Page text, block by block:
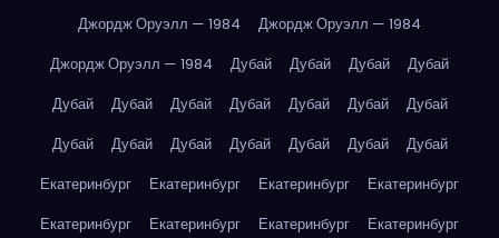
Джордж Оруэлл — 1984
Джордж Оруэлл — 1984
Джордж Оруэлл — 1984
Дубай Дубай Дубай
Дубай
Дубай
Дубай Дубай Дубай Дубай Дубай
Дубай
Дубай
Дубай Дубай Дубай Дубай Дубай
Дубай
Екатеринбург
Екатеринбург Екатеринбург
Екатеринбург
Екатеринбург
Екатеринбург Екатеринбург
Екатеринбург